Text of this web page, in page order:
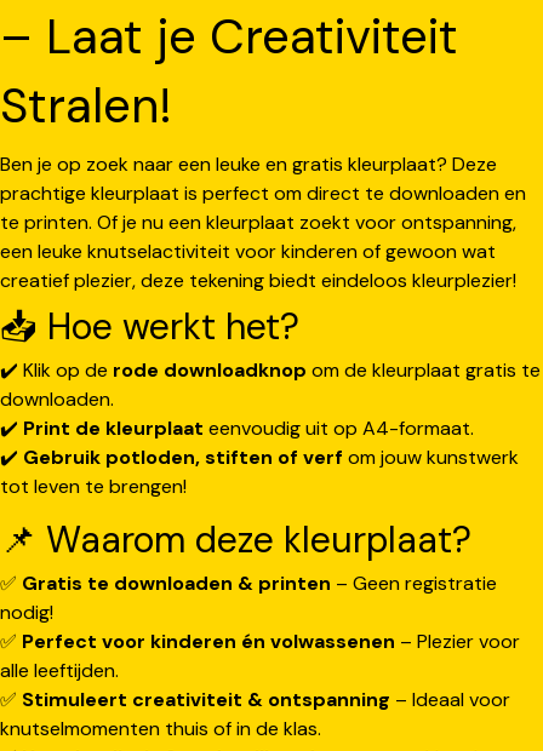
– Laat je Creativiteit
Stralen!
Ben je op zoek naar een leuke en gratis kleurplaat? Deze
prachtige kleurplaat is perfect om direct te downloaden en
te printen. Of je nu een kleurplaat zoekt voor ontspanning,
een leuke knutselactiviteit voor kinderen of gewoon wat
creatief plezier, deze tekening biedt eindeloos kleurplezier!
📥 Hoe werkt het?
✔️ Klik op de rode downloadknop om de kleurplaat gratis te
downloaden.
✔️ Print de kleurplaat eenvoudig uit op A4-formaat.
✔️ Gebruik potloden, stiften of verf om jouw kunstwerk
tot leven te brengen!
📌 Waarom deze kleurplaat?
✅ Gratis te downloaden & printen – Geen registratie
nodig!
✅ Perfect voor kinderen én volwassenen – Plezier voor
alle leeftijden.
✅ Stimuleert creativiteit & ontspanning – Ideaal voor
knutselmomenten thuis of in de klas.